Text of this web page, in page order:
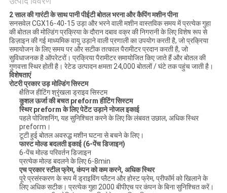
PRIVACY
POLICY
2 साल की गारंटी के साथ पानी पीईटी बोतल भरना और कैपिंग मशीन पीना
सनसवेल CGX16-40-15 उड़ा और भरने वाली मशीन वास्तविक समय में प्रत्येक गुहा
की बोतल की मोल्डिंग प्रक्रिया के दौरान दबाव वक्र की निगरानी के लिए विशेष रूप से
डिज़ाइन की गई माध्यमिक वायु उड़ाने वाली प्रणाली का उपयोग करती है, जो प्रक्रिया
समायोजन के लिए समय पर और सटीक तत्काल पैरामीटर प्रदान करती है, जो
सुविधाजनक है ऑपरेटरों। प्रक्रिया पैरामीटर समायोजित किए जाते हैं और बोतल की
गुणवत्ता स्थिर होती है। रेटेड उत्पादन क्षमता 24,000 बोतलों / घंटे तक पहुंच जाती है।
विशेषताएं
रोटरी प्रकार उड़ मोल्डिंग सिस्टम
क्षैतिज हीटिंग श्रृंखला ड्राइव सिस्टम
कुशल ऊर्जा की बचत preform हीटिंग सिस्टम
स्थिर preform के लिए पेटेंट उड़ाने नोजल इकाई
पहले पोजिशनिंग, यह सुनिश्चित करने के लिए कि लंबवत उछाल, अधिक स्थिर
preform।
टूटी हुई बोतल अवरुद्ध मशीन घटना से बचने के लिए।
फास्ट मोल्ड बदलती इकाई (6-पेंच डिजाइन)
6-पेंच मोल्ड परिवर्तन डिजाइन
प्रत्येक मोल्ड बदलने के लिए 6-8min
एच प्रकार स्टील फ्रेम, कंपन को कम करने, अधिक स्थिर
पूरे प्रसंस्करण के रूप में ड्राइविंग प्लैटन और होस्ट फ्रेम, प्रीफॉर्म को खिलाने के
लिए अधिक सटीक। प्रत्येक गुहा 2000 बीपीएच पर कंपन के बिना सुनिश्चित करें।